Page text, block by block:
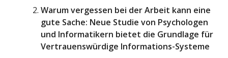
Warum vergessen bei der Arbeit kann eine
gute Sache: Neue Studie von Psychologen
und Informatikern bietet die Grundlage für
Vertrauenswürdige Informations-Systeme